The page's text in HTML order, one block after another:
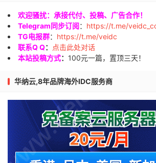
欢迎骚扰：承接代付、投稿、广告合作！
Telegram同步订阅 ： https://t.me/
TG电报群： https://t.me/veidc
联系Q Q： 点击此处对话
本站投稿方式： 100元一篇，置顶三天！
华纳云,8年品牌海外IDC服务商